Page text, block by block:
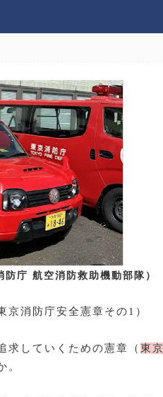
庁 航空消防救助機動部隊）
京消防庁安全憲章その1 ）
求していくための憲章（東
。